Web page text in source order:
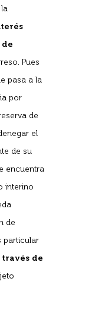
Pues
pasa a la
por
de
el
de su
encuentra
interino
de
particular
de